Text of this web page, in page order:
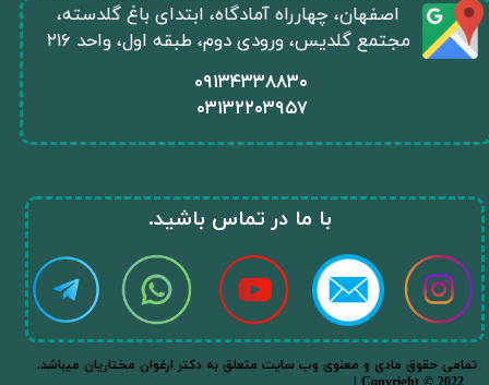
​۰۹۱۳۴۳۳۸۸۳۰
۰۳۱۳۲۲۰۳۹۵۷
​اصفهان، چهارراه آمادگاه، ابتدای باغ گلدسته،
مجتمع گلدیس، ورودی دوم، طبقه اول، واحد ۲۱۶
​با ما در تماس باشید.​​​​​​​
.تمامی حقوق مادی و معنوی وب سایت متعلق به دکتر ارغوان مختاریان میباشد